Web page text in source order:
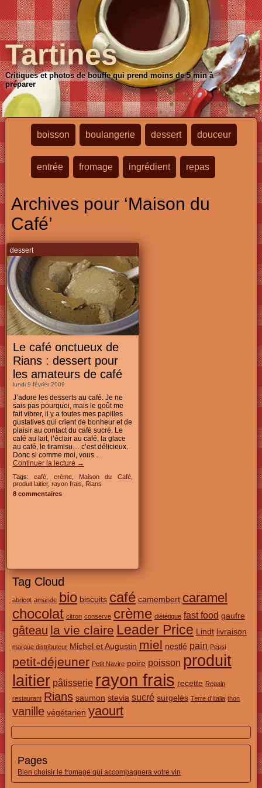
Tartines
Critiques et photos de bouffe qui prend moins de 5 min à
préparer
boisson boulangerie dessert douceur
entrée fromage ingrédient repas
Archives pour ‘Maison du
Café’
dessert
Le café onctueux de
Rians : dessert pour
les amateurs de café
lundi 9 février 2009
J’adore les desserts au café. Je ne
sais pas pourquoi, mais le goût me
fait vibrer, il y a toutes mes papilles
gustatives qui crient de bonheur et de
plaisir au contact du café sucré. Le
café au lait, l’éclair au café, la glace
au café, le tiramisu… c’est délicieux.
Donc si comme moi, vous …
Continuer la lecture →
Tags:café crème, Maison du Café,
produit laitier, rayon frais
Rians
8 commentaires
Tag Cloud
abricot amande bio biscuits café camembert caramel
chocolat citron conserve crème diététique fast food gaufre
gâteau la vie claire Leader Price Lindt livraison
marque distributeur Michel et Augustin miel nestlé pain Pepsi
petit-déjeuner Petit Navire poire poisson produit
laitier pâtisserie rayon frais recette Regain
restaurant Rians saumon stevia sucré surgelés Terre d'Italia thon
vanille végétarien yaourt
Pages
Bien choisir le fromage qui accompagnera votre vin